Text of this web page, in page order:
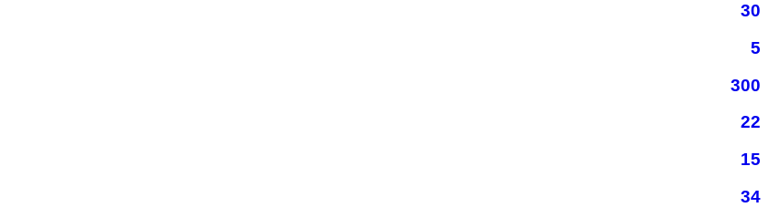
30
5
300
22
15
34